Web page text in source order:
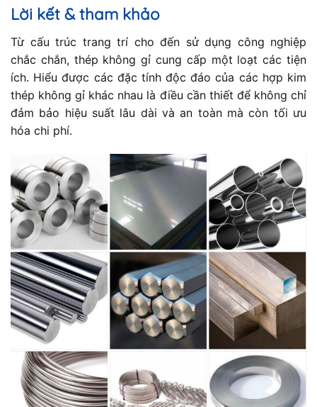
Lời kết & tham khảo
Từ cấu trúc trang trí cho đến sử dụng công nghiệp
chắc chắn, thép không gỉ cung cấp một loạt các tiện
ích. Hiểu được các đặc tính độc đáo của các hợp kim
thép không gỉ khác nhau là điều cần thiết để không chỉ
đảm bảo hiệu suất lâu dài và an toàn mà còn tối ưu
hóa chi phí.